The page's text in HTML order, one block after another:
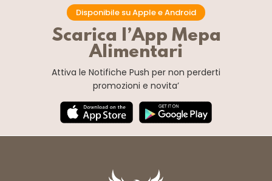
Disponibile su Apple e Android
Scarica l’App Mepa
Alimentari
Attiva le Notifiche Push per non perderti
promozioni e novita’